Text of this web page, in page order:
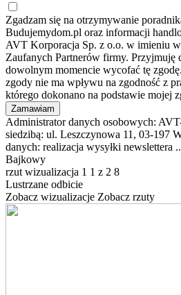
Zgadzam się na otrzymywanie
Budujemydom.pl oraz informacji
AVT Korporacja Sp. z o.o. w imieniu
Zaufanych Partnerów firmy. Przyjmuję
dowolnym momencie wycofać tę
zgody nie ma wpływu na zgodność z
którego dokonano na podstawie mojej
Administrator danych osobowych:
siedzibą: ul. Leszczynowa 11, 03-197
danych: realizacja wysyłki newslettera
Bajkowy
rzut wizualizacja 1 1 z 2 8
Lustrzane odbicie
Zobacz wizualizacje Zobacz rzuty